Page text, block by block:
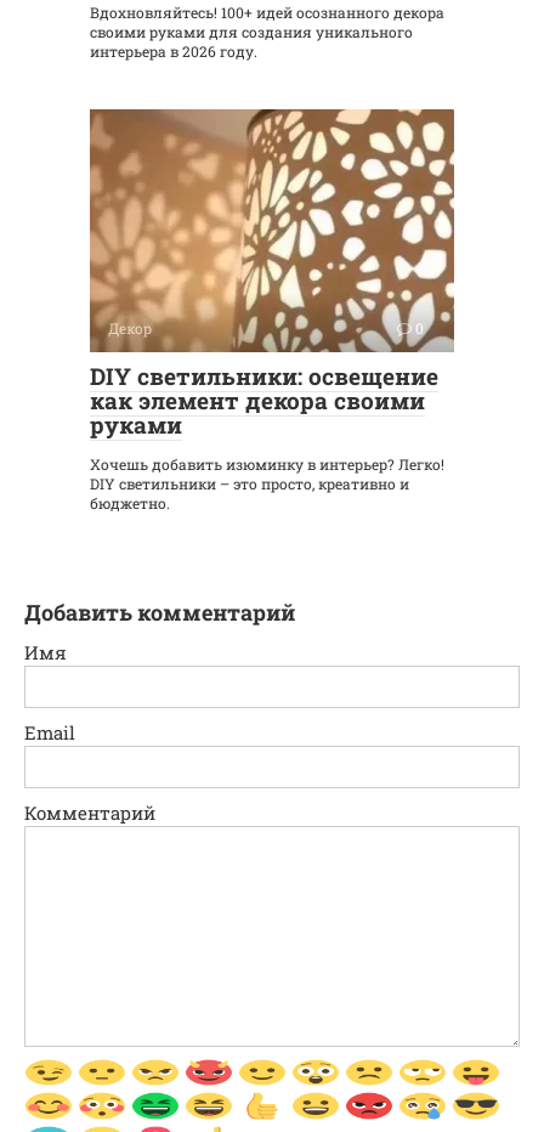
Вдохновляйтесь! 100+ идей осознанного декора
своими руками для создания уникального
интерьера в 2026 году.
Декор 0
DIY светильники: освещение
как элемент декора своими
руками
Хочешь добавить изюминку в интерьер? Легко!
DIY светильники – это просто, креативно и
бюджетно.
Добавить комментарий
Имя
Email
Комментарий